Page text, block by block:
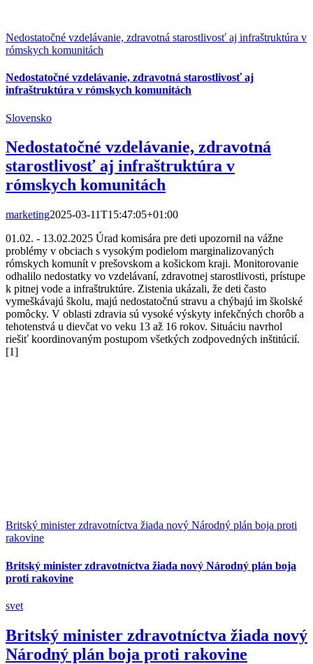
Nedostatočné vzdelávanie, zdravotná starostlivosť aj infraštruktúra v
rómskych komunitách
Nedostatočné vzdelávanie, zdravotná starostlivosť aj
infraštruktúra v rómskych komunitách
Slovensko
Nedostatočné vzdelávanie, zdravotná
starostlivosť aj infraštruktúra v
rómskych komunitách
marketing2025-03-11T15:47:05+01:00
01.02. - 13.02.2025 Úrad komisára pre deti upozornil na vážne
problémy v obciach s vysokým podielom marginalizovaných
rómskych komunít v prešovskom a košickom kraji. Monitorovanie
odhalilo nedostatky vo vzdelávaní, zdravotnej starostlivosti, prístupe
k pitnej vode a infraštruktúre. Zistenia ukázali, že deti často
vymeškávajú školu, majú nedostatočnú stravu a chýbajú im školské
pomôcky. V oblasti zdravia sú vysoké výskyty infekčných chorôb a
tehotenstvá u dievčat vo veku 13 až 16 rokov. Situáciu navrhol
riešiť koordinovaným postupom všetkých zodpovedných inštitúcií.
[1]
Britský minister zdravotníctva žiada nový Národný plán boja proti
rakovine
Britský minister zdravotníctva žiada nový Národný plán boja
proti rakovine
svet
Britský minister zdravotníctva žiada nový
Národný plán boja proti rakovine